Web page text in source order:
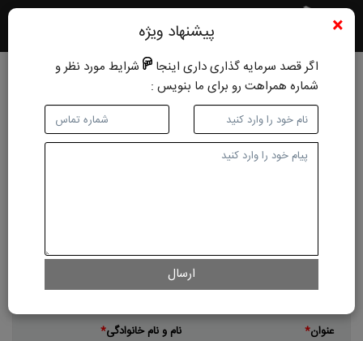
ثبت تقاضا املاک
نوع درخواست
نوع ملک
آپارتمان خانه ویلایی پیش خرید
عنوان نام و نام خانوادگی
× پیشنهاد ویژه
اگر قصد سرمایه گذاری داری اینجا
شرایط مورد نظر و
شماره همراهت رو برای ما بنویس :
ارسال